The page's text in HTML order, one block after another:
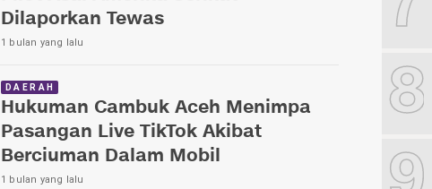
Dilaporkan Tewas
1 bulan yang lalu
DAERAH
Hukuman Cambuk Aceh Menimpa
Pasangan Live TikTok Akibat
Berciuman Dalam Mobil
1 bulan yang lalu
8